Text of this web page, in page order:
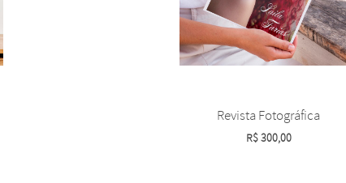
Revista Fotográfica
R$300,00